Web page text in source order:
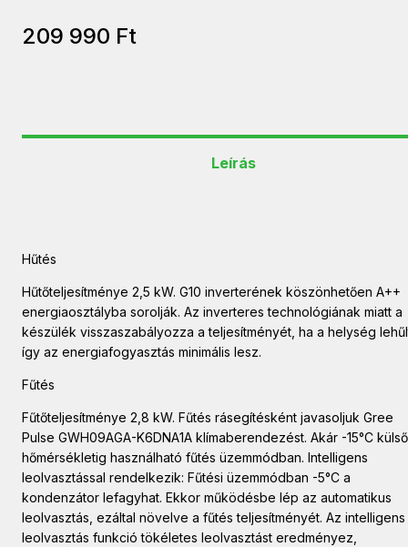
209 990 Ft
Leírás
Hűtés
Hűtőteljesítménye 2,5 kW. G10 inverterének köszönhetően A++
energiaosztályba sorolják. Az inverteres technológiának miatt a
készülék visszaszabályozza a teljesítményét, ha a helység
így az energiafogyasztás minimális lesz.
Fűtés
Fűtőteljesítménye 2,8 kW. Fűtés rásegítésként javasoljuk Gree
Pulse GWH09AGA-K6DNA1A klímaberendezést. Akár -15°C külső
hőmérsékletig használható fűtés üzemmódban. Intelligens
leolvasztással rendelkezik: Fűtési üzemmódban -5°C a
kondenzátor lefagyhat. Ekkor működésbe lép az automatikus
leolvasztás, ezáltal növelve a fűtés teljesítményét. Az intelligens
leolvasztás funkció tökéletes leolvasztást eredményez,